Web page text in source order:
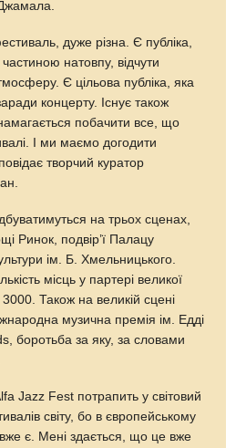
дуже різна. Є публіка,
натовпу, відчути
Є цільова публіка, яка
концерту. Існує також
побачити все, що
І ми маємо догодити
творчий куратор
на трьох сценах,
Ринок, подвір’ї Палацу
ім. Б. Хмельницького.
місць у партері великої
Також на великій сцені
музична премія ім. Едді
боротьба за яку, за словами
Jazz Fest потрапить у світовий
світу, бо в європейському
є. Мені здається, що це вже